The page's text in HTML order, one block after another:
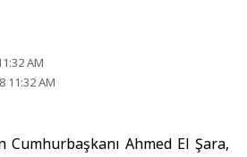
AM
11:32 AM
Cumhurbaşkanı Ahmed El Şara,